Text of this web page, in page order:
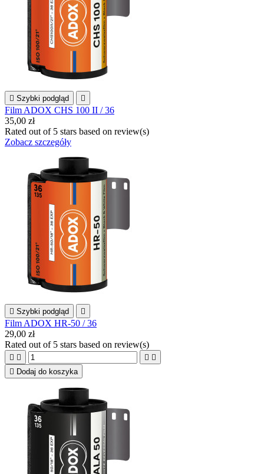
 Szybki podgląd 
Film ADOX CHS 100 II / 36
35,00 zł
Rated out of 5 stars based on review(s)
Zobacz szczegóły
 Szybki podgląd 
Film ADOX HR-50 / 36
29,00 zł
Rated out of 5 stars based on review(s)
   
 Dodaj do koszyka